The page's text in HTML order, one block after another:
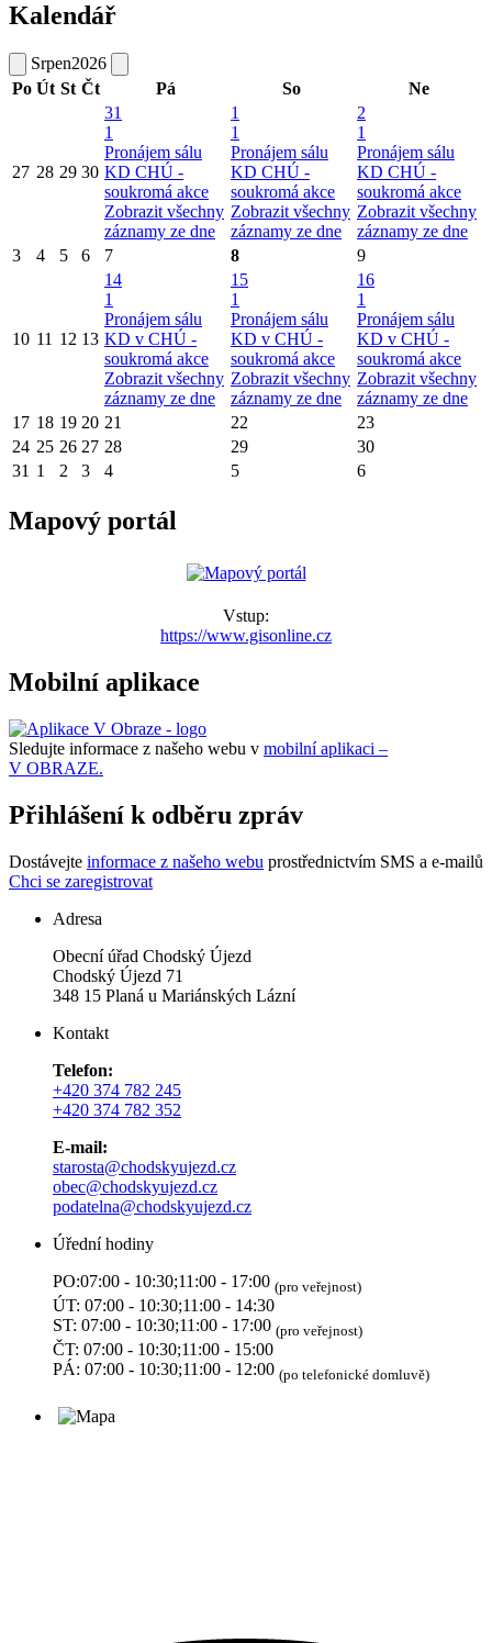
Kalendář
Srpen2026
Po Út St Čt Pá So Ne
27 28 29 30
31
1
Pronájem sálu
KD CHÚ -
soukromá akce
Zobrazit všechny
záznamy ze dne
1
1
Pronájem sálu
KD CHÚ -
soukromá akce
Zobrazit všechny
záznamy ze dne
2
1
Pronájem sálu
KD CHÚ -
soukromá akce
Zobrazit všechny
záznamy ze dne
3
4 5 6 7 8 9
10 11 12 13
14
1
Pronájem sálu
KD v CHÚ -
soukromá akce
Zobrazit všechny
záznamy ze dne
15
1
Pronájem sálu
KD v CHÚ -
soukromá akce
Zobrazit všechny
záznamy ze dne
16
1
Pronájem sálu
KD v CHÚ -
soukromá akce
Zobrazit všechny
záznamy ze dne
17 18 19 20 21 22
23
24 25 26 27 28 29
30
31 1 2 3 4 5 6
Mapový portál
Vstup:
https://www.gisonline.cz
Mobilní aplikace
Sledujte informace z našeho webu v mobilní aplikaci –
V OBRAZE.
Přihlášení k odběru zpráv
Dostávejte informace z našeho webu prostřednictvím SMS a e-mailů
Chci se zaregistrovat
Adresa
Obecní úřad Chodský Újezd
Chodský Újezd 71
348 15 Planá u Mariánských Lázní
Kontakt
Telefon:
+420 374 782 245
+420 374 782 352
E-mail:
starosta@chodskyujezd.cz
obec@chodskyujezd.cz
podatelna@chodskyujezd.cz
Úřední hodiny
PO:07:00 - 10:30;11:00 - 17:00 (pro veřejnost)
ÚT: 07:00 - 10:30;11:00 - 14:30
ST: 07:00 - 10:30;11:00 - 17:00 (pro veřejnost)
ČT: 07:00 - 10:30;11:00 - 15:00
PÁ: 07:00 - 10:30;11:00 - 12:00 (po telefonické domluvě)